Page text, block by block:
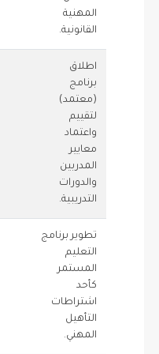
المهنية
القانونية.
اطلاق
برنامج
(معتمد)
لتقييم
واعتماد
معايير
المدربين
والدورات
التدريبية.
تطوير برنامج
التعليم
المستمر
كأحد
اشتراطات
التأهيل
المهني.